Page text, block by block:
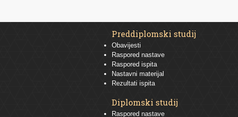
Preddiplomski studij
Obavijesti
Raspored nastave
Raspored ispita
Nastavni materijal
Rezultati ispita
Diplomski studij
Raspored nastave